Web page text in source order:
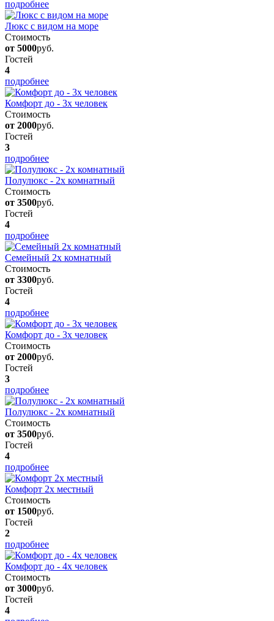
подробнее
Люкс с видом на море
Стоимость
от 5000руб.
Гостей
4
подробнее
Комфорт до - 3х человек
Стоимость
от 2000руб.
Гостей
3
подробнее
Полулюкс - 2х комнатный
Стоимость
от 3500руб.
Гостей
4
подробнее
Семейный 2х комнатный
Стоимость
от 3300руб.
Гостей
4
подробнее
Комфорт до - 3х человек
Стоимость
от 2000руб.
Гостей
3
подробнее
Полулюкс - 2х комнатный
Стоимость
от 3500руб.
Гостей
4
подробнее
Комфорт 2х местный
Стоимость
от 1500руб.
Гостей
2
подробнее
Комфорт до - 4х человек
Стоимость
от 3000руб.
Гостей
4